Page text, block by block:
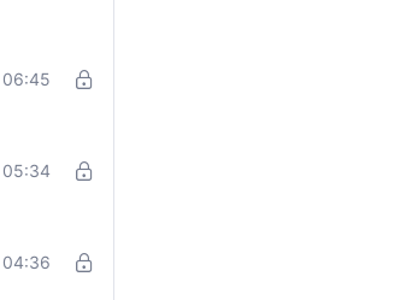
06:45
05:34
04:36